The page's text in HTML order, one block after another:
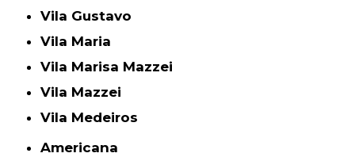
Vila Gustavo
Vila Maria
Vila Marisa Mazzei
Vila Mazzei
Vila Medeiros
Americana